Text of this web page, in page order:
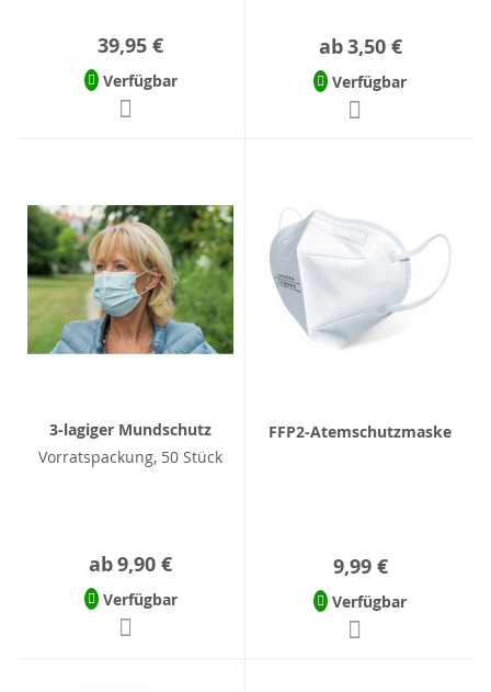
39,95 €
Verfügbar
ab3,50 €
Verfügbar
3-lagiger Mundschutz
Vorratspackung, 50 Stück
ab9,90 €
Verfügbar
FFP2-Atemschutzmaske
9,99 €
Verfügbar